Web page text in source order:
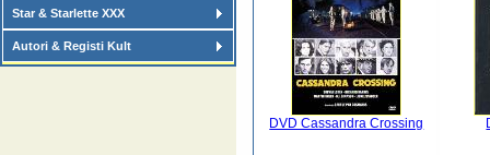
Star & Starlette XXX
Autori & Registi Kult
DVD Cassandra Crossing